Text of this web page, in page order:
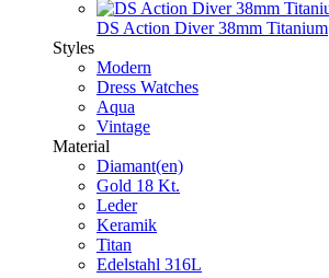
DS Action Diver 38mm Titanium
Styles
Modern
Dress Watches
Aqua
Vintage
Material
Diamant(en)
Gold 18 Kt.
Leder
Keramik
Titan
Edelstahl 316L